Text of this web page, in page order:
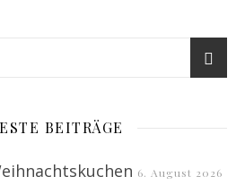
BEITRÄGE
6. August 2026